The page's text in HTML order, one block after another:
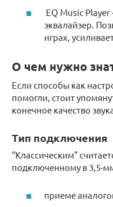
EQ Music
эквалайзер.
играх,
О чем нужно
Если способы как
помогли, стоит
конечное качество
Тип подключения
“Классическим”
подключенному в 3,5-
приеме